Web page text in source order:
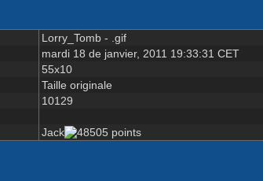
Lorry_Tomb - .gif
mardi 18 de janvier, 2011 19:33:31 CET
55x10
Taille originale
10129
Jack